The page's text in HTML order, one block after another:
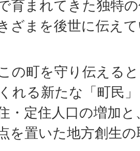
育まれてきた独特
ざまを後世に伝え
の町を守り伝える
れる新たな「町民
・定住人口の増加
を置いた地方創生